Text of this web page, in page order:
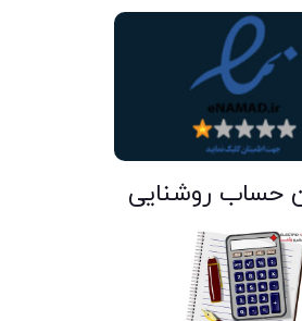
حساب روشنایی